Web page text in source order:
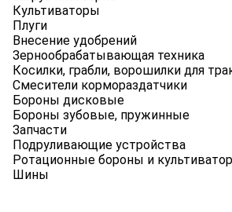
Культиваторы
Плуги
Внесение удобрений
Зернообрабатывающая техника
Косилки, грабли, ворошилки для
Смесители кормораздатчики
Бороны дисковые
Бороны зубовые, пружинные
Запчасти
Подруливающие устройства
Ротационные бороны и
Шины